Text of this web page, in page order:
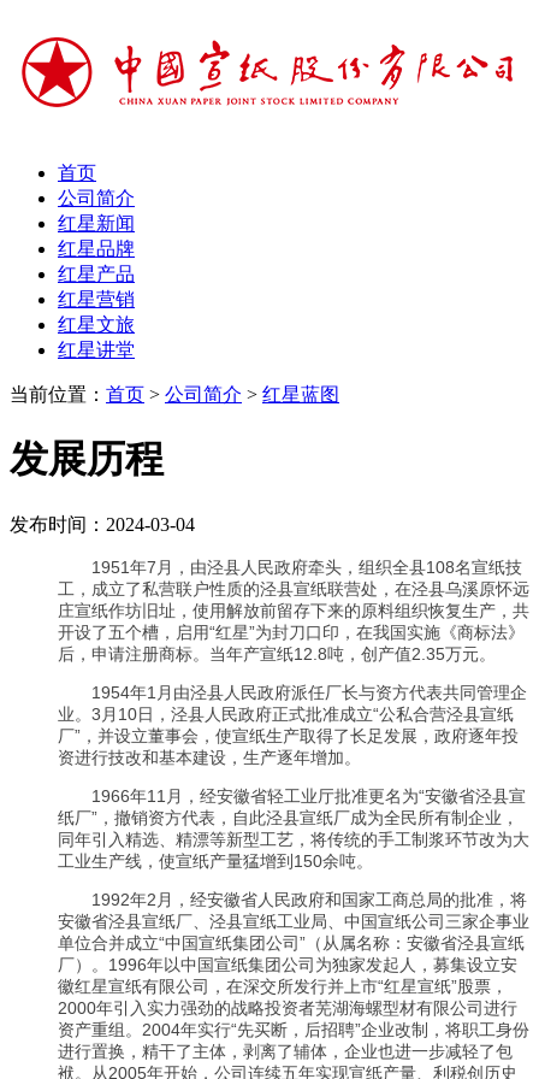
首页
公司简介
红星新闻
红星品牌
红星产品
红星营销
红星文旅
红星讲堂
当前位置： 首页 > 公司简介 > 红星蓝图
发展历程
发布时间：2024-03-04
1951年7月，由泾县人民政府牵头，组织全县108名宣纸技
工，成立了私营联户性质的泾县宣纸联营处，在泾县乌溪原怀远
庄宣纸作坊旧址，使用解放前留存下来的原料组织恢复生产，共
开设了五个槽，启用“红星”为封刀口印，在我国实施《商标法》
后，申请注册商标。当年产宣纸12.8吨，创产值2.35万元。
1954年1月由泾县人民政府派任厂长与资方代表共同管理企
业。3月10日，泾县人民政府正式批准成立“公私合营泾县宣纸
厂”，并设立董事会，使宣纸生产取得了长足发展，政府逐年投
资进行技改和基本建设，生产逐年增加。
1966年11月，经安徽省轻工业厅批准更名为“安徽省泾县宣
纸厂”，撤销资方代表，自此泾县宣纸厂成为全民所有制企业，
同年引入精选、精漂等新型工艺，将传统的手工制浆环节改为大
工业生产线，使宣纸产量猛增到150余吨。
1992年2月，经安徽省人民政府和国家工商总局的批准，将
安徽省泾县宣纸厂、泾县宣纸工业局、中国宣纸公司三家企事业
单位合并成立“中国宣纸集团公司”（从属名称：安徽省泾县宣纸
厂）。1996年以中国宣纸集团公司为独家发起人，募集设立安
徽红星宣纸有限公司，在深交所发行并上市“红星宣纸”股票，
2000年引入实力强劲的战略投资者芜湖海螺型材有限公司进行
资产重组。2004年实行“先买断，后招聘”企业改制，将职工身份
进行置换，精干了主体，剥离了辅体，企业也进一步减轻了包
袱。从2005年开始，公司连续五年实现宣纸产量、利税创历史